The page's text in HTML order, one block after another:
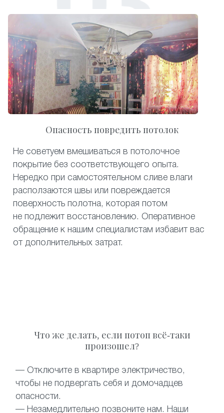
Опасность повредить потолок
Не советуем вмешиваться в потолочное
покрытие без соответствующего опыта.
Нередко при самостоятельном сливе влаги
расползаются швы или повреждается
поверхность полотна, которая потом
не подлежит восстановлению. Оперативное
обращение к нашим специалистам избавит вас
от дополнительных затрат.
Что же делать, если потоп всё-таки
произошел?
— Отключите в квартире электричество,
чтобы не подвергать себя и домочадцев
опасности.
— Незамедлительно позвоните нам. Наши